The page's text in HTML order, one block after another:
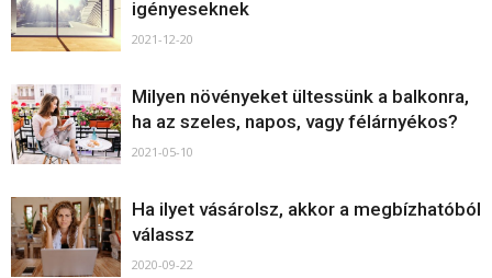
igényeseknek
2021-12-20
Milyen növényeket ültessünk a balkonra,
ha az szeles, napos, vagy félárnyékos?
2021-05-10
Ha ilyet vásárolsz, akkor a megbízhatóból
válassz
2020-09-22